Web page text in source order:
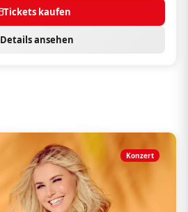
Tickets kaufen
Details ansehen
Konzert